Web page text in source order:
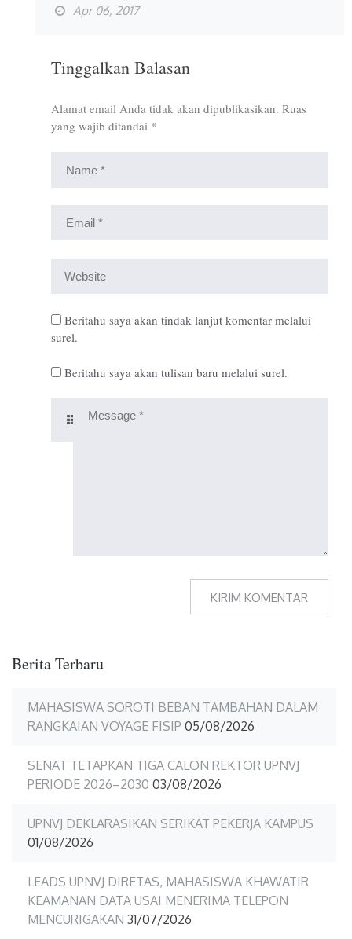
Apr 06, 2017
Tinggalkan Balasan
Alamat email Anda tidak akan dipublikasikan. Ruas
yang wajib ditandai *
Beritahu saya akan tindak lanjut komentar melalui
surel.
Beritahu saya akan tulisan baru melalui surel.
Berita Terbaru
MAHASISWA SOROTI BEBAN TAMBAHAN DALAM
RANGKAIAN VOYAGE FISIP 05/08/2026
SENAT TETAPKAN TIGA CALON REKTOR UPNVJ
PERIODE 2026–2030 03/08/2026
UPNVJ DEKLARASIKAN SERIKAT PEKERJA KAMPUS
01/08/2026
LEADS UPNVJ DIRETAS, MAHASISWA KHAWATIR
KEAMANAN DATA USAI MENERIMA TELEPON
MENCURIGAKAN 31/07/2026